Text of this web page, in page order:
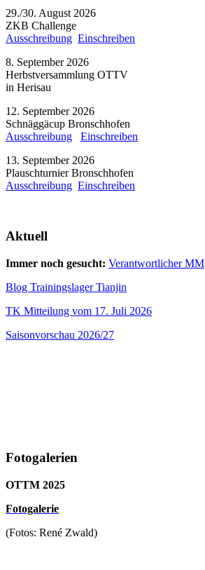
29./30. August 2026
ZKB Challenge
Ausschreibung Einschreiben
8. September 2026
Herbstversammlung OTTV
in Herisau
12. September 2026
Schnäggäcup Bronschhofen
Ausschreibung
Einschreiben
13. September 2026
Plauschturnier Bronschhofen
Ausschreibung Einschreiben
Aktuell
Immer noch gesucht: Verantwortlicher MM
Blog Trainingslager Tianjin
TK Mitteilung vom 17. Juli 2026
Saisonvorschau 2026/27
Fotogalerien
OTTM 2025
Fotogalerie
(Fotos: René Zwald)